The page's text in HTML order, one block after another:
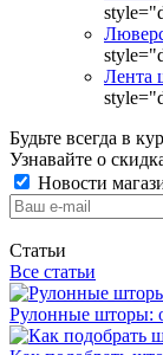
Лента
Будьте всегда в
Узнавайте о
Новости
Статьи
Все статьи
Рулонные шторы: